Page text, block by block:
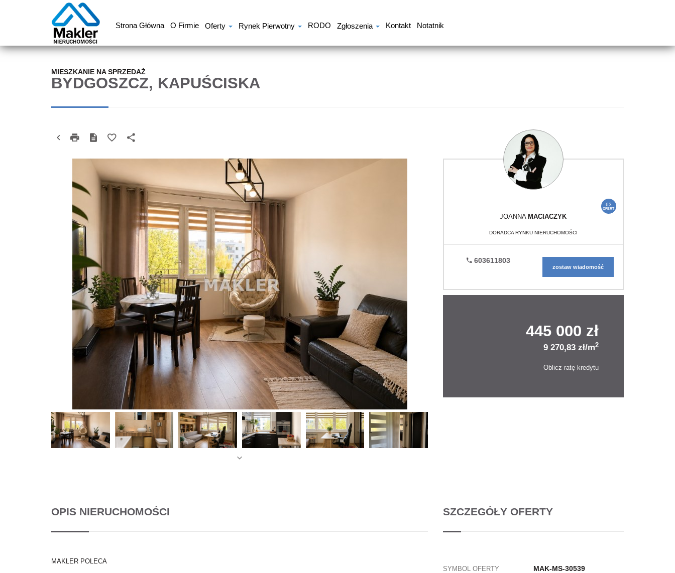
Strona Główna O Firmie Oferty Rynek Pierwotny RODO Zgłoszenia Kontakt Notatnik
BYDGOSZCZ, KAPUŚCISKA
MIESZKANIE NA SPRZEDAŻ
63
OFERT
JOANNAMACIACZYK
DORADCA RYNKU NIERUCHOMOŚCI
603611803
zostaw wiadomość
445 000 zł
9 270,83 zł/m2
Oblicz ratę kredytu
OPIS NIERUCHOMOŚCI
MAKLER POLECA
SZCZEGÓŁY OFERTY
SYMBOL OFERTY MAK-MS-30539